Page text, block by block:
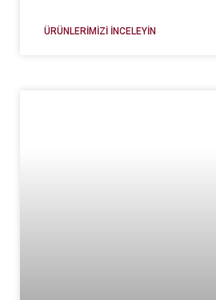
ÜRÜNLERIMIZI İNCELEYIN